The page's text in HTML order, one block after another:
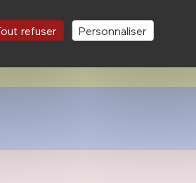
refuser Personnaliser